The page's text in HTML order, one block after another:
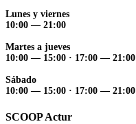
Lunes y viernes
10:00 — 21:00
Martes a jueves
10:00 — 15:00 · 17:00 — 21:00
Sábado
10:00 — 15:00 · 17:00 — 21:00
SCOOP Actur